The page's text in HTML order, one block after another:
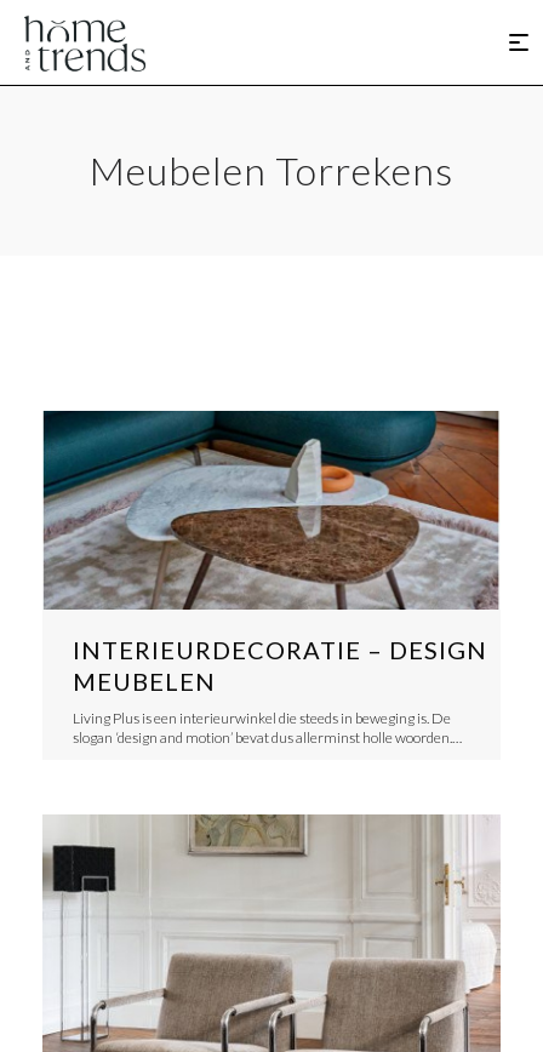
Meubelen Torrekens
INTERIEURDECORATIE – DESIGN
MEUBELEN
Living Plus is een interieurwinkel die steeds in beweging is. De
slogan ‘design and motion’ bevat dus allerminst holle woorden.…